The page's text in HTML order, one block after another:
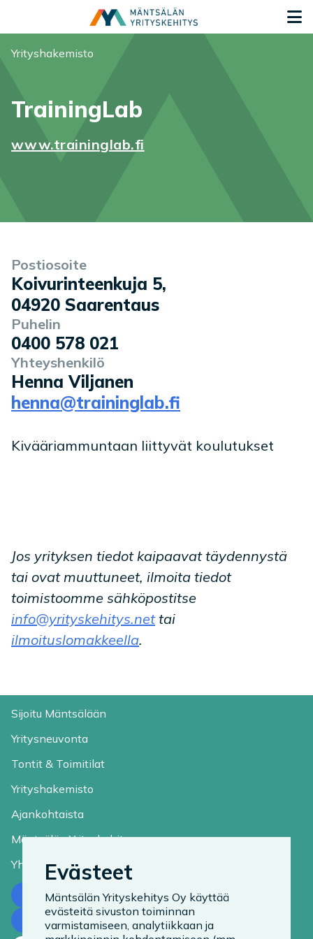
Olet tässä:
Yrityshakemisto
TrainingLab
www.traininglab.fi
Yrityksen tiedot
Postiosoite
Koivurinteenkuja 5,
04920 Saarentaus
Puhelin
0400 578 021
Yhteyshenkilö
Henna Viljanen
henna@traininglab.fi
Palvelukuvaus
Kivääriammuntaan liittyvät koulutukset
Jos yrityksen tiedot kaipaavat täydennystä
tai ovat muuttuneet, ilmoita tiedot
toimistoomme sähköpostitse
info@yrityskehitys.nettai
ilmoituslomakkeella.
Sijoitu Mäntsälään
Yritysneuvonta
Tontit & Toimitilat
Yrityshakemisto
Ajankohtaista
Mäntsälän Yrityskehitys
Yhteystiedot
Ota yhteyttä
Tilaa uutiskirje
Evästeet
Mäntsälän Yrityskehitys Oy käyttää
evästeitä sivuston toiminnan
varmistamiseen, analytiikkaan ja